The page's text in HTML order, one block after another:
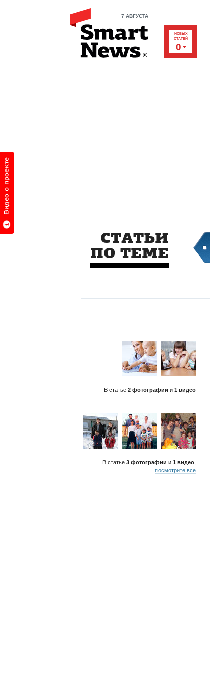
7 АВГУСТА
НОВЫХ
СТАТЕЙ
0
СТАТЬИ
ПО ТЕМЕ
В статье 2 фотографии и 1 видео
В статье 3 фотографии и 1 видео
посмотрите все